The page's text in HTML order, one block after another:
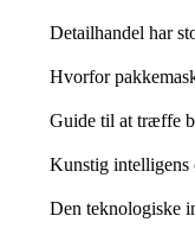
Detailhandel har
Hvorfor
Guide til at træffe
Kunstig intelligens
Den teknologiske